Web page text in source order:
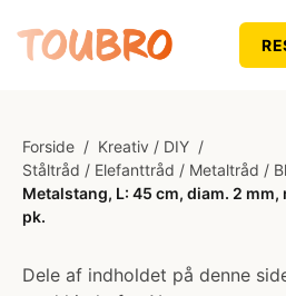
Forside / Kreativ / DIY /
Ståltråd / Elefanttråd / Metaltråd /
Metalstang, L: 45 cm, diam. 2
pk.
Dele af indholdet på denne